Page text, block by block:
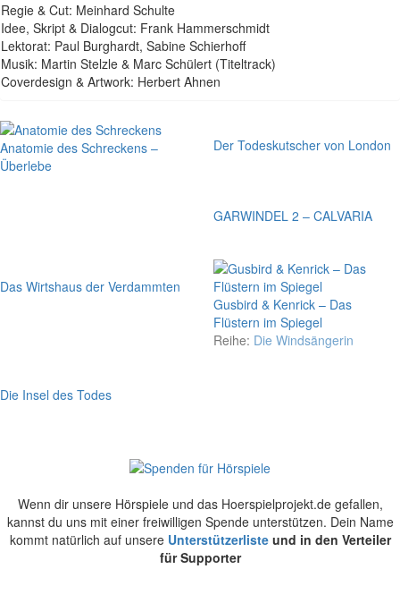
Regie & Cut: Meinhard Schulte
Idee, Skript & Dialogcut: Frank Hammerschmidt
Lektorat: Paul Burghardt, Sabine Schierhoff
Musik: Martin Stelzle & Marc Schülert (Titeltrack)
Coverdesign & Artwork: Herbert Ahnen
Anatomie des Schreckens –
Überlebe
Der Todeskutscher von London
GARWINDEL 2 – CALVARIA
Das Wirtshaus der Verdammten
Gusbird & Kenrick – Das
Flüstern im Spiegel
Reihe: Die Windsängerin
Die Insel des Todes
Wenn dir unsere Hörspiele und das Hoerspielprojekt.de gefallen,
kannst du uns mit einer freiwilligen Spende unterstützen. Dein Name
kommt natürlich auf unsere Unterstützerlisteund in den Verteiler
für Supporter